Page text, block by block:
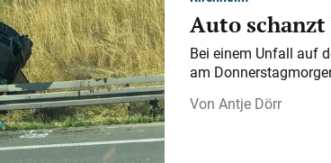
Auto
Bei einem Unfall auf
am
Antje Dörr